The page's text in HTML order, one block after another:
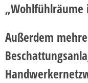
„Wohlfühlräume
Außerdem